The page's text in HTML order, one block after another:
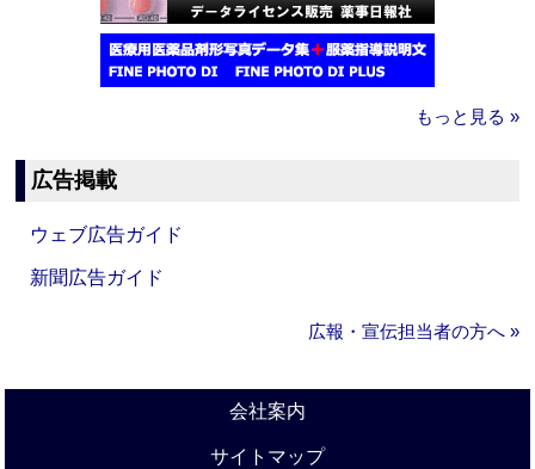
もっと見る »
広告掲載
ウェブ広告ガイド
新聞広告ガイド
広報・宣伝担当者の方へ »
会社案内
サイトマップ